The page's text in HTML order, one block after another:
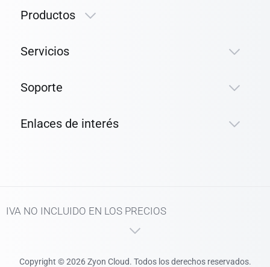
Productos
Servicios
Soporte
Enlaces de interés
Copyright © 2026 Zyon Cloud. Todos los derechos reservados.
IVA NO INCLUIDO EN LOS PRECIOS